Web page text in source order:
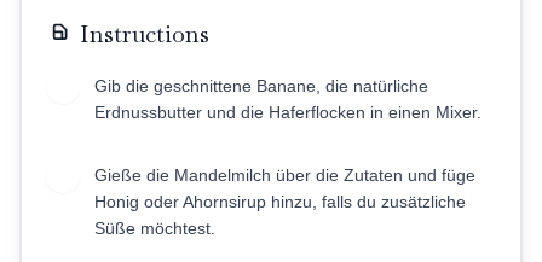
Instructions
Gib die geschnittene Banane, die natürliche
Erdnussbutter und die Haferflocken in einen Mixer.
Gieße die Mandelmilch über die Zutaten und füge
Honig oder Ahornsirup hinzu, falls du zusätzliche
Süße möchtest.